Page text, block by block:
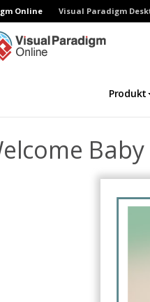
Online Visual Paradigm
Produkt